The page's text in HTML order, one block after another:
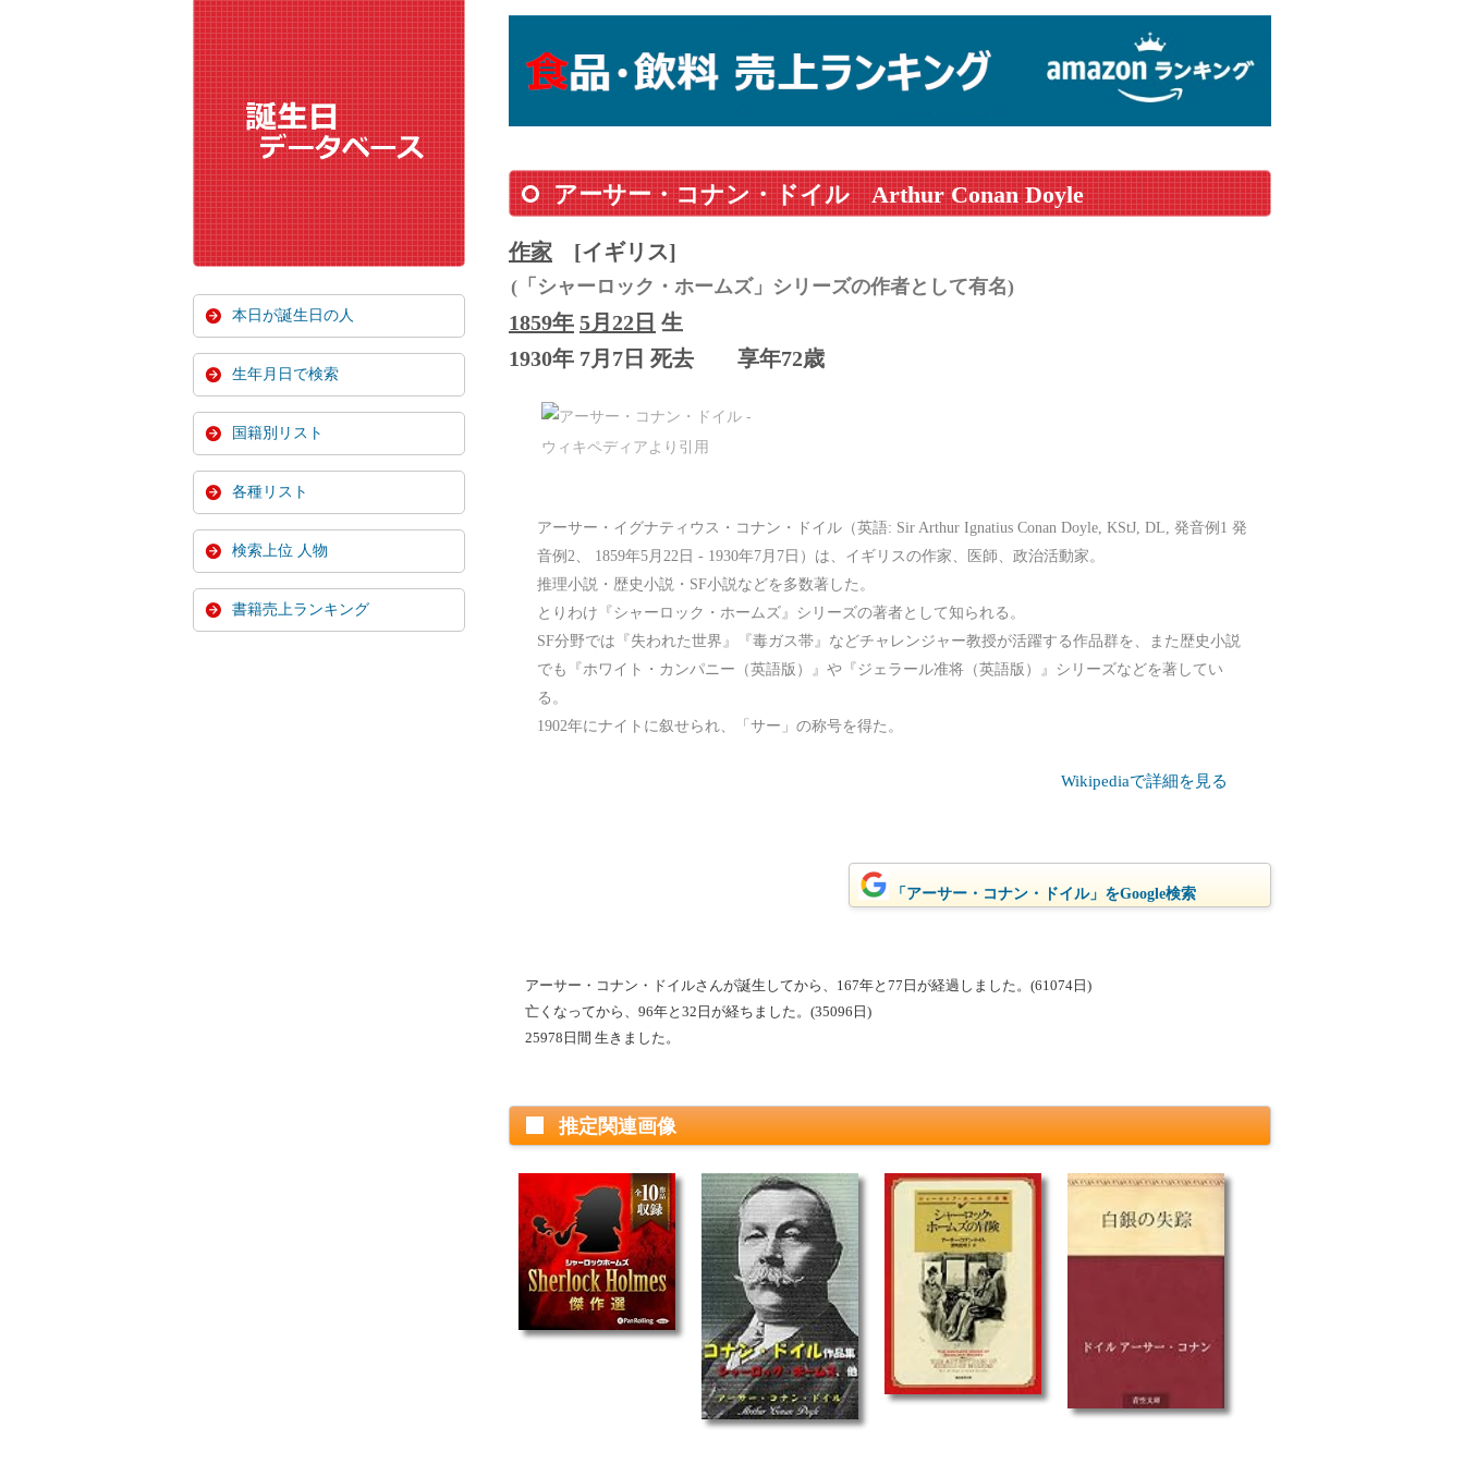
アーサー・コナン・ドイル Arthur Conan Doyle
作家 [イギリス]
(「シャーロック・ホームズ」シリーズの作者として有名)
1859年 5月22日 生
1930年 7月7日 死去
享年72歳
アーサー・イグナティウス・コナン・ドイル（英語: Sir Arthur Ignatius Conan Doyle, KStJ, DL, 発音例1 発
音例2、 1859年5月22日 - 1930年7月7日）は、イギリスの作家、医師、政治活動家。
推理小説・歴史小説・SF小説などを多数著した。
とりわけ『シャーロック・ホームズ』シリーズの著者として知られる。
SF分野では『失われた世界』『毒ガス帯』などチャレンジャー教授が活躍する作品群を、また歴史小説
でも『ホワイト・カンパニー（英語版）』や『ジェラール准将（英語版）』シリーズなどを著してい
る。
1902年にナイトに叙せられ、「サー」の称号を得た。
Wikipediaで詳細を見る
「アーサー・コナン・ドイル」をGoogle検索
アーサー・コナン・ドイルさんが誕生してから、167年と77日が経過しました。(61074日)
亡くなってから、96年と32日が経ちました。(35096日)
25978日間 生きました。
推定関連画像
本日が誕生日の人
生年月日で検索
国籍別リスト
各種リスト
検索上位 人物
書籍売上ランキング